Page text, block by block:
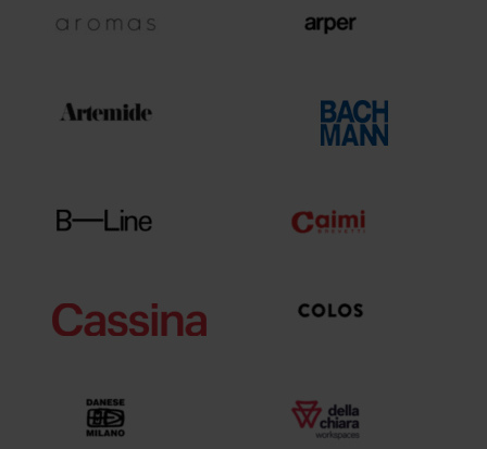
Area hospitality